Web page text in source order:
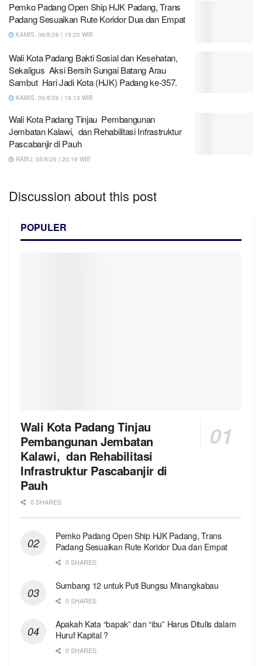
Pemko Padang Open Ship HJK Padang, Trans
Padang Sesuaikan Rute Koridor Dua dan Empat
KAMIS, 06/8/26 | 19:20 WIB
Wali Kota Padang Bakti Sosial dan Kesehatan,
Sekaligus Aksi Bersih Sungai Batang Arau
Sambut Hari Jadi Kota (HJK) Padang ke-357.
KAMIS, 06/8/26 | 19:13 WIB
Wali Kota Padang Tinjau Pembangunan
Jembatan Kalawi, dan Rehabilitasi Infrastruktur
Pascabanjir di Pauh
RABU, 05/8/26 | 20:19 WIB
Discussion about this post
POPULER
Wali Kota Padang Tinjau
Pembangunan Jembatan
Kalawi, dan Rehabilitasi
Infrastruktur Pascabanjir di
Pauh
0 SHARES
Pemko Padang Open Ship HJK Padang, Trans
Padang Sesuaikan Rute Koridor Dua dan Empat
0 SHARES
Sumbang 12 untuk Puti Bungsu Minangkabau
0 SHARES
Apakah Kata “bapak” dan “ibu” Harus Ditulis dalam
Huruf Kapital ?
0 SHARES